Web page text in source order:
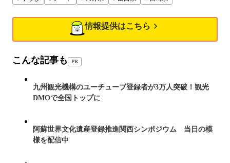
情報提供はこちら
こんな記事も PR
九州観光機構のユーチューブ登録者が3万人突破！観光
DMOで全国トップに
阿蘇世界文化遺産登録推進関西シンポジウム 当日の模
様を配信中